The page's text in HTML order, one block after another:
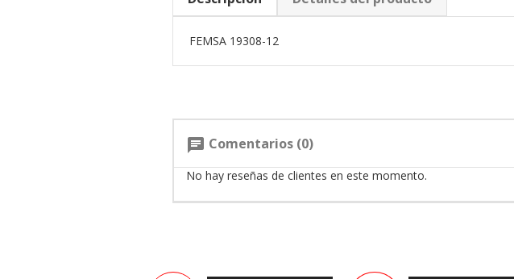
FEMSA 19308-12
chat Comentarios (0)
No hay reseñas de clientes en este momento.